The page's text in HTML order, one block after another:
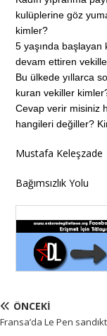
kulüplerine göz
kimler?
5 yaşında başlayan
devam ettiren
Bu ülkede yıllarca
kuran vekiller
Cevap verir misiniz
hangileri değiller?
Mustafa Keleşzade
Bağımsızlık Yolu
ÖNCEKI
Fransa’da Le Pen